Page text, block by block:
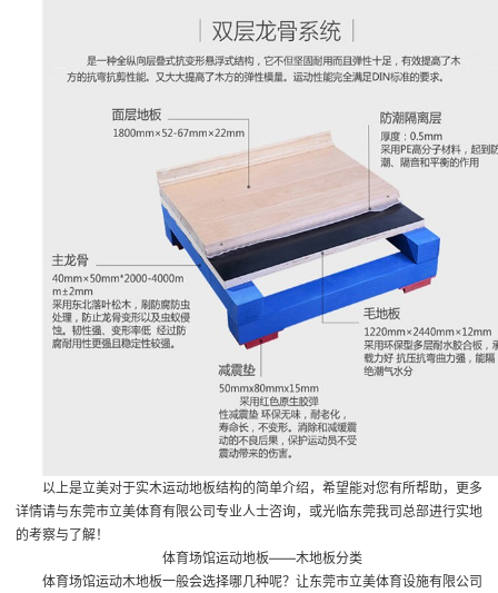
以上是立美对于实木运动地板结构的简单介绍，希望能对您有所帮助，更多
详情请与东莞市立美体育有限公司专业人士咨询，或光临东莞我司总部进行实地
的考察与了解！
体育场馆运动地板——木地板分类
体育场馆运动木地板一般会选择哪几种呢？让东莞市立美体育设施有限公司